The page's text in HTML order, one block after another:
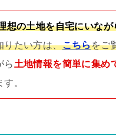
想の土地を自宅にいなが
りたい方は、こちらをご
ら 土地情報を簡単に集め
。